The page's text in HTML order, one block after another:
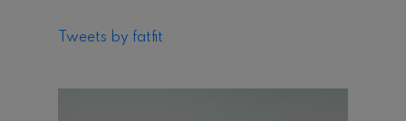
Tweets by fatfit